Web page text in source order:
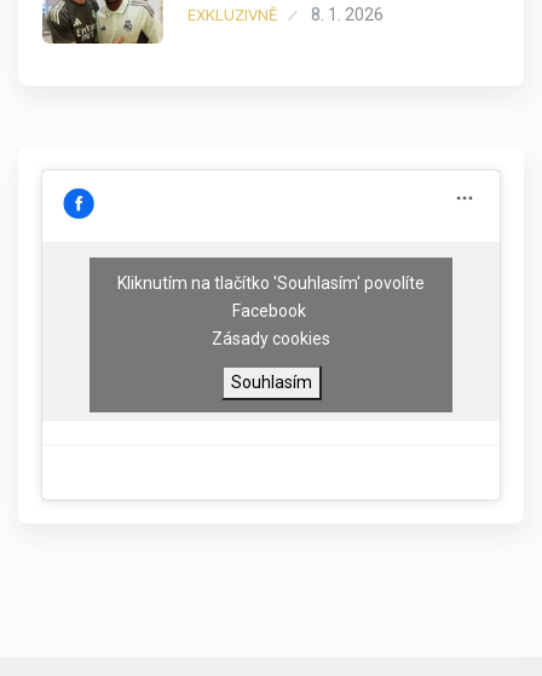
EXKLUZIVNĚ 8. 1. 2026
Kliknutím na tlačítko 'Souhlasím' povolíte
Facebook
Zásady cookies
Souhlasím